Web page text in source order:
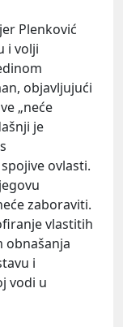
Plenković
i volji
objavljujući
„neće
je
ovlasti.
zaboraviti.
vlastitih
obnašanja
i
vodi u